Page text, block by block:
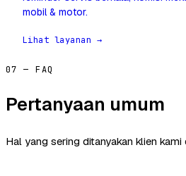
mobil & motor.
Lihat layanan →
07 — FAQ
Pertanyaan umum
Hal yang sering ditanyakan klien kami